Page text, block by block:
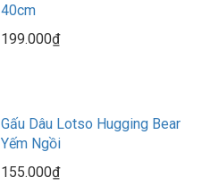
40cm
199.000₫
Gấu Dâu Lotso Hugging Bear
Yếm Ngồi
155.000₫